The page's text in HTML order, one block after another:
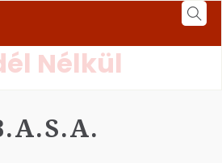
Nélkül